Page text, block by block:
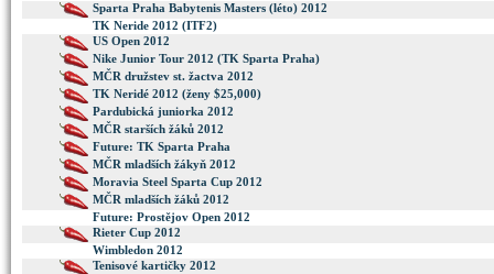
Sparta Praha Babytenis Masters (léto) 2012
TK Neride 2012 (ITF2)
US Open 2012
Nike Junior Tour 2012 (TK Sparta Praha)
MČR družstev st. žactva 2012
TK Neridé 2012 (ženy $25,000)
Pardubická juniorka 2012
MČR starších žáků 2012
Future: TK Sparta Praha
MČR mladších žákyň 2012
Moravia Steel Sparta Cup 2012
MČR mladších žáků 2012
Future: Prostějov Open 2012
Rieter Cup 2012
Wimbledon 2012
Tenisové kartičky 2012